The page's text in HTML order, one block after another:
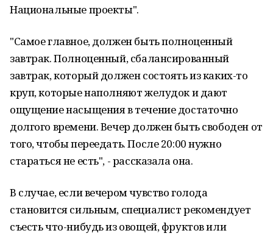
Национальные проекты".
"Самое главное, должен быть полноценный
завтрак. Полноценный, сбалансированный
завтрак, который должен состоять из каких-то
круп, которые наполняют желудок и дают
ощущение насыщения в течение достаточно
долгого времени. Вечер должен быть свободен от
того, чтобы переедать. После 20:00 нужно
стараться не есть", - рассказала она.
В случае, если вечером чувство голода
становится сильным, специалист рекомендует
съесть что-нибудь из овощей, фруктов или